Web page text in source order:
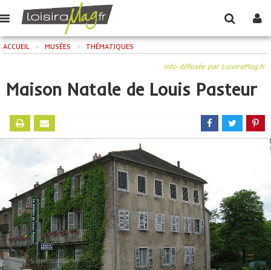
ACCUEIL > MUSÉES > THÉMATIQUES
info diffusée par LoisiraMag.fr
Maison Natale de Louis Pasteur